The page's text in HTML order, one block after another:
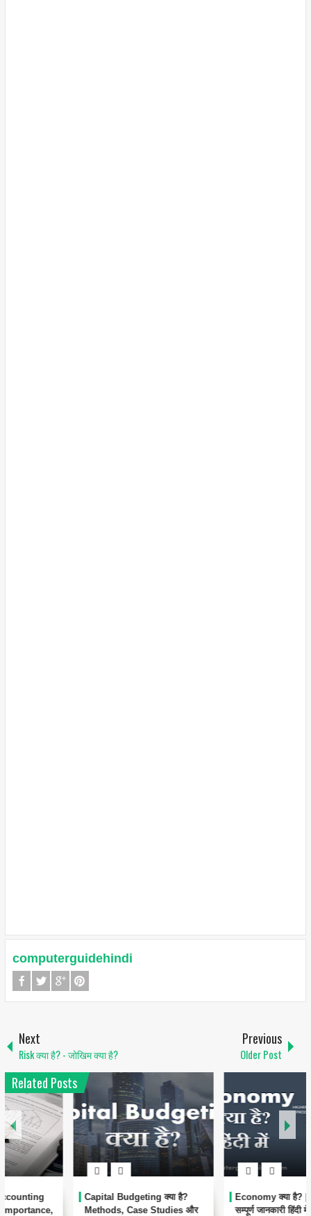
computerguidehindi
Next
Risk क्या है? - जोखिम क्या है?
Previous
Older Post
Related Posts
Capital Budgeting क्या है?
Methods, Case Studies और
Economy क्या है? | अर्थव्यवस्था की
सम्पूर्ण जानकारी हिंदी में